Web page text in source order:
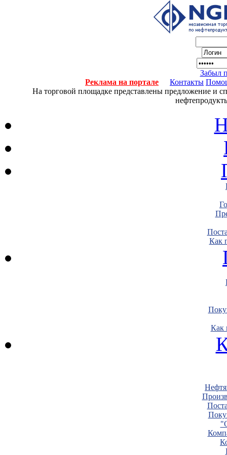
Забыл
Реклама на портале
Контакты
На торговой площадке представлены предложение и
Как
Как